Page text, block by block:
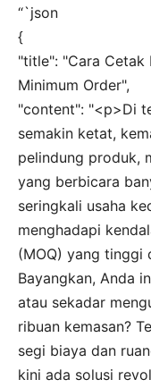
“`json
{
"title": "Cara Cetak
Minimum Order",
"content": "<p>Di
semakin ketat,
pelindung produk,
yang berbicara
seringkali usaha
menghadapi
(MOQ) yang tinggi
Bayangkan, Anda
atau sekadar
ribuan kemasan?
segi biaya dan
kini ada solusi